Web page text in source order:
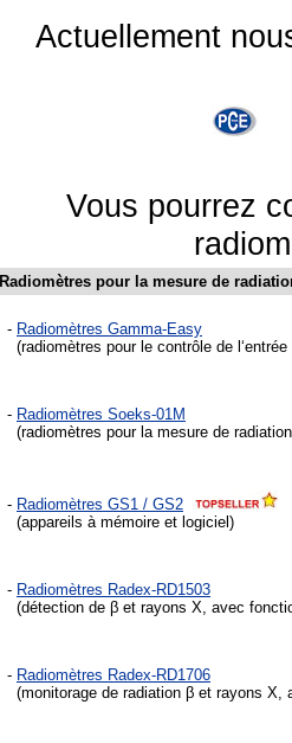
Actuellement
Vous pourrez
Radiomètres pour la mesure de
- Radiomètres Gamma-Easy
(radiomètres pour le contrôle de
- Radiomètres Soeks-01M
(radiomètres pour la mesure de
- Radiomètres GS1 / GS2
(appareils à mémoire et logiciel )
- Radiomètres Radex-RD1503
(détection de β et rayons X, avec
- Radiomètres Radex-RD1706
(monitorage de radiation β et rayons X,